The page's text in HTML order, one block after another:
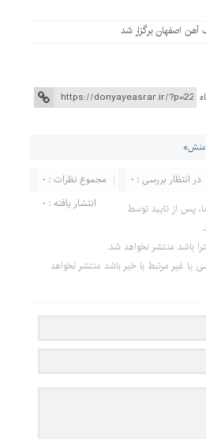
اصفهان برگزار شد
منش»
مجموع نظرات : 0
در انتظار بررسی : 0
انتشار یافته : 0
پس از تایید توسط
باشد منتشر نخواهد شد.
یا غیر مرتبط با خبر باشد منتشر نخواهد